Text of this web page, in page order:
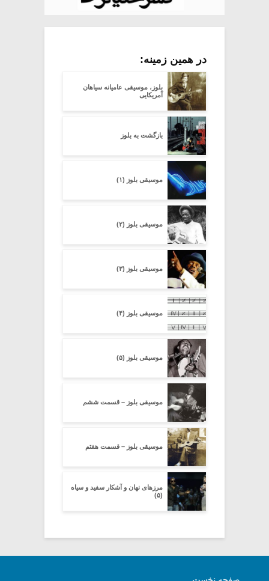
در همین زمینه:
بلوز، موسیقی عامیانه سیاهان
آمریکایی
بازگشت به بلوز
موسیقی بلوز (۱)
موسیقی بلوز (۲)
موسیقی بلوز (۳)
موسیقی بلوز (۴)
موسیقی بلوز (۵)
موسیقی بلوز – قسمت ششم
موسیقی بلوز – قسمت هفتم
مرزهای نهان و آشکار سفید و سیاه
(۵)